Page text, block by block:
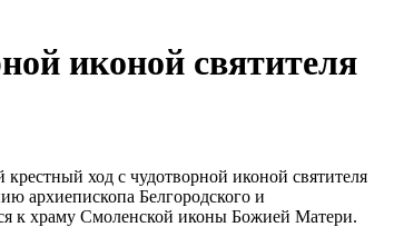
иконой святителя
ход с чудотворной иконой святителя
архиепископа Белгородского и
к храму Смоленской иконы Божией Матери.